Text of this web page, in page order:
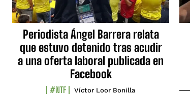
Periodista Ángel Barrera relata
que estuvo detenido tras acudir
a una oferta laboral publicada en
Facebook
#NTF Víctor Loor Bonilla